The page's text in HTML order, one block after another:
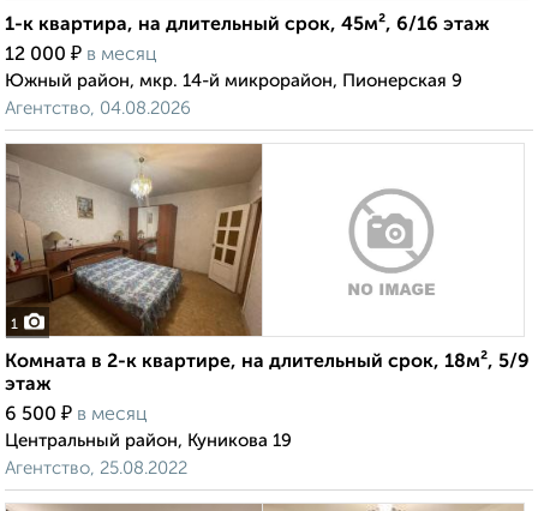
1-к квартира, на длительный срок, 45м², 6/16 этаж
12 000 ₽ в месяц
Южный район, мкр. 14-й микрорайон, Пионерская 9
Агентство, 04.08.2026
1
Комната в 2-к квартире, на длительный срок, 18м², 5/9
этаж
6 500 ₽ в месяц
Центральный район, Куникова 19
Агентство, 25.08.2022